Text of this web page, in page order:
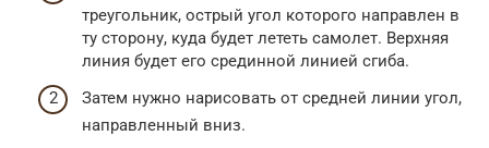
треугольник, острый угол которого направлен в
ту сторону, куда будет лететь самолет. Верхняя
линия будет его срединной линией сгиба.
Затем нужно нарисовать от средней линии угол,
направленный вниз.